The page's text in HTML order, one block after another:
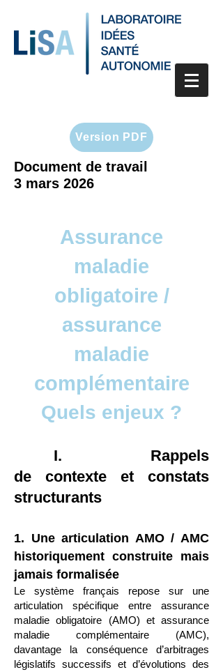
Version PDF
Document de travail
3 mars 2026
Assurance
maladie
obligatoire /
assurance
maladie
complémentaire
Quels enjeux ?
I. Rappels
de contexte et constats
structurants
1. Une articulation AMO / AMC
historiquement construite mais
jamais formalisée
Le système français repose sur une
articulation spécifique entre assurance
maladie obligatoire (AMO) et assurance
maladie complémentaire (AMC),
davantage la conséquence d’arbitrages
législatifs successifs et d’évolutions des